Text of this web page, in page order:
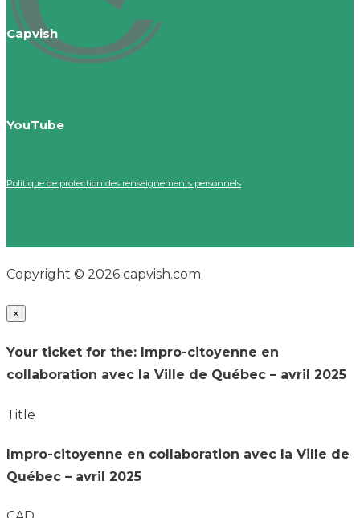
Capvish
YouTube
Politique de protection des renseignements personnels
Copyright © 2026 capvish.com
×
Your ticket for the: Impro-citoyenne en
collaboration avec la Ville de Québec – avril 2025
Title
Impro-citoyenne en collaboration avec la Ville de
Québec – avril 2025